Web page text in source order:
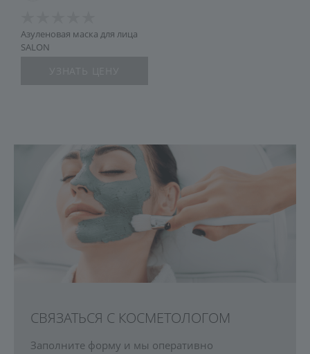
Азуленовая маска для лица
SALON
СВЯЗАТЬСЯ С КОСМЕТОЛОГОМ
Заполните форму и мы оперативно